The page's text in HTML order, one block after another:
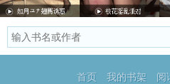
首页 我的书架 阅